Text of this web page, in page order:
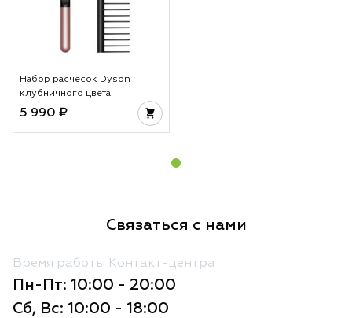
Набор расчесок Dyson
клубничного цвета
5 990 ₽
Связаться с нами
Время работы Контакт-центра
Пн-Пт: 10:00 - 20:00
Сб, Вс: 10:00 - 18:00